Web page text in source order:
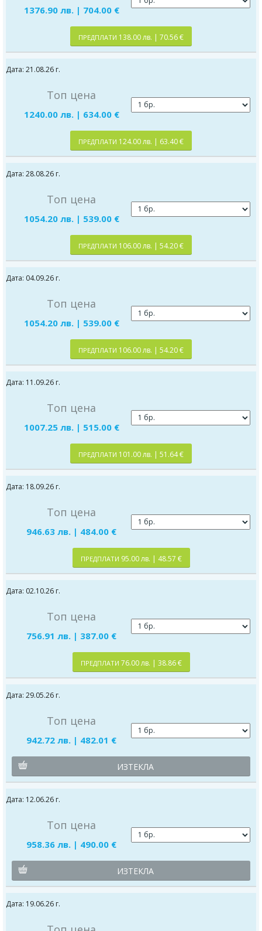
1376.90 лв. | 704.00 €
ПРЕДПЛАТИ 138.00 лв. | 70.56 €
Дата: 21.08.26 г.
Топ цена
1240.00 лв. | 634.00 €
ПРЕДПЛАТИ 124.00 лв. | 63.40 €
Дата: 28.08.26 г.
Топ цена
1054.20 лв. | 539.00 €
ПРЕДПЛАТИ 106.00 лв. | 54.20 €
Дата: 04.09.26 г.
Топ цена
1054.20 лв. | 539.00 €
ПРЕДПЛАТИ 106.00 лв. | 54.20 €
Дата: 11.09.26 г.
Топ цена
1007.25 лв. | 515.00 €
ПРЕДПЛАТИ 101.00 лв. | 51.64 €
Дата: 18.09.26 г.
Топ цена
946.63 лв. | 484.00 €
ПРЕДПЛАТИ 95.00 лв. | 48.57 €
Дата: 02.10.26 г.
Топ цена
756.91 лв. | 387.00 €
ПРЕДПЛАТИ 76.00 лв. | 38.86 €
Дата: 29.05.26 г.
Топ цена
942.72 лв. | 482.01 €
ИЗТЕКЛА
Дата: 12.06.26 г.
Топ цена
958.36 лв. | 490.00 €
ИЗТЕКЛА
Дата: 19.06.26 г.